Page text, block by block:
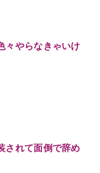
々やらなきゃいけ
されて面倒で辞め